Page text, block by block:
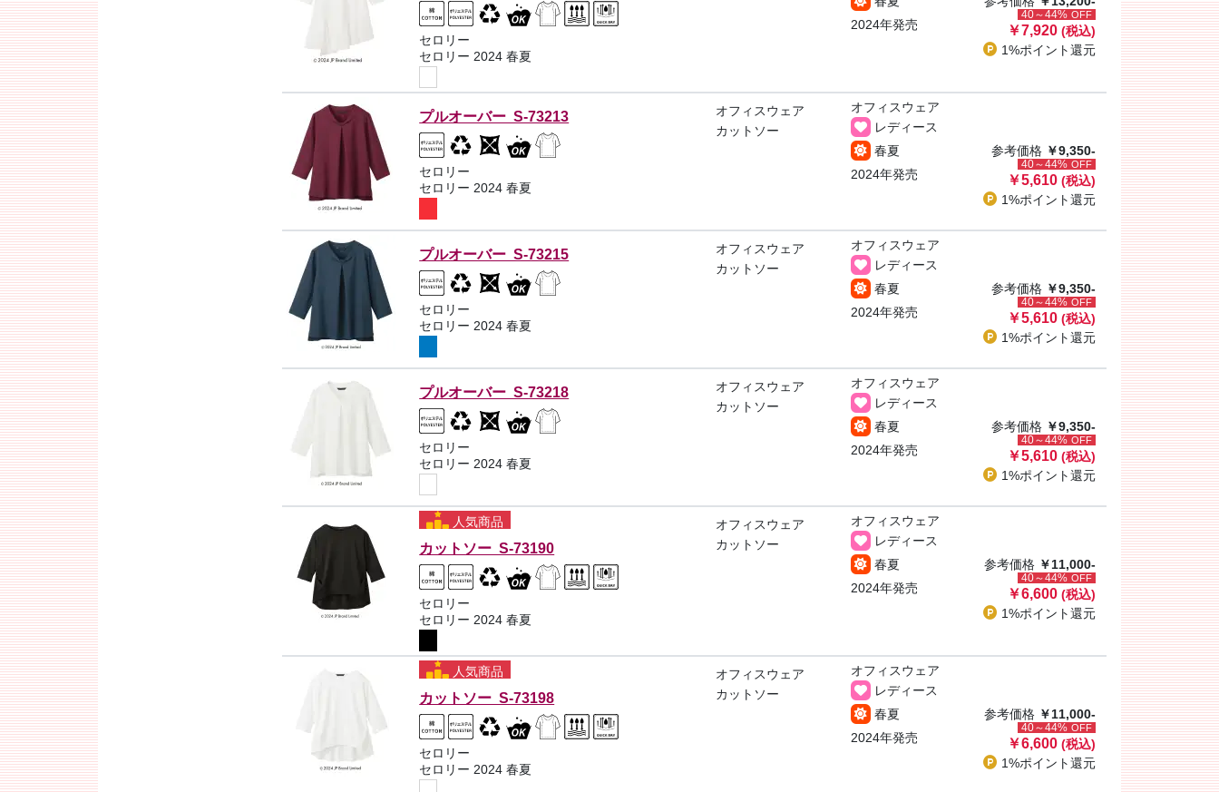
セロリー
セロリー 2024 春夏
2024年発売
40～44% OFF
￥7,920 (税込)
1%ポイント還元
プルオーバー S-73213
セロリー
セロリー 2024 春夏
オフィスウェア
カットソー
オフィスウェア
レディース
春夏
2024年発売
参考価格 ￥9,350-
40～44% OFF
￥5,610 (税込)
1%ポイント還元
プルオーバー S-73215
セロリー
セロリー 2024 春夏
オフィスウェア
カットソー
オフィスウェア
レディース
春夏
2024年発売
参考価格 ￥9,350-
40～44% OFF
￥5,610 (税込)
1%ポイント還元
プルオーバー S-73218
セロリー
セロリー 2024 春夏
オフィスウェア
カットソー
オフィスウェア
レディース
春夏
2024年発売
参考価格 ￥9,350-
40～44% OFF
￥5,610 (税込)
1%ポイント還元
人気商品
カットソー S-73190
セロリー
セロリー 2024 春夏
オフィスウェア
カットソー
オフィスウェア
レディース
春夏
2024年発売
参考価格 ￥11,000-
40～44% OFF
￥6,600 (税込)
1%ポイント還元
人気商品
カットソー S-73198
セロリー
セロリー 2024 春夏
オフィスウェア
カットソー
オフィスウェア
レディース
春夏
2024年発売
参考価格 ￥11,000-
40～44% OFF
￥6,600 (税込)
1%ポイント還元